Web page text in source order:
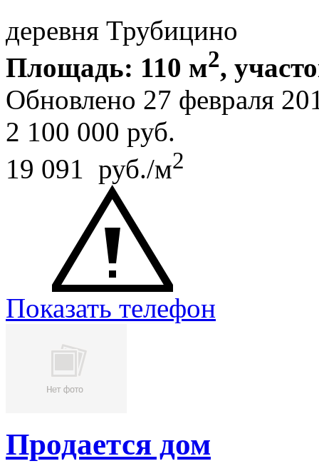
деревня Трубицино
Площадь: 110 м2,
Обновлено 27 февраля
2 100 000 руб.
19 091 руб./м2
Показать телефон
Продается дом